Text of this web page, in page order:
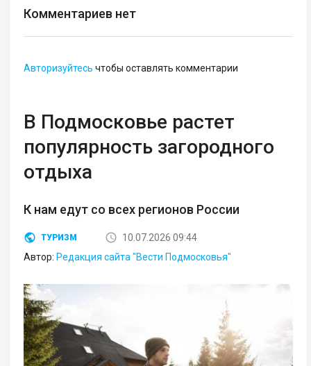
Комментариев нет
Авторизуйтесь чтобы оставлять комментарии
В Подмосковье растет
популярность загородного
отдыха
К нам едут со всех регионов России
ТУРИЗМ
10.07.2026 09:44
Автор: Редакция сайта "Вести Подмосковья"